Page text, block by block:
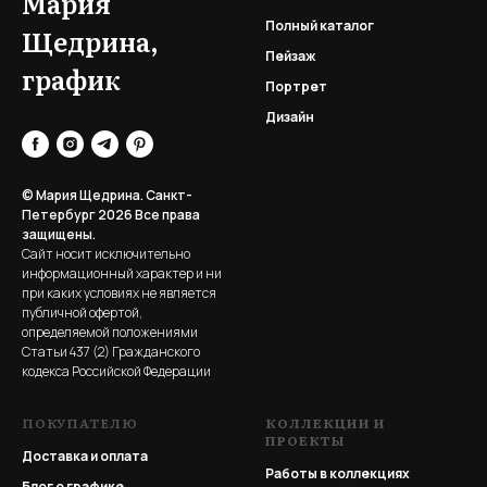
Щедрина,
график
© Мария Щедрина. Санкт-
Петербург 2026Все права
защищены.
Сайт носит исключительно
информационный характер и ни
при каких условиях не является
публичной офертой,
определяемой положениями
Статьи 437 (2) Гражданского
кодекса Российской Федерации
Полный каталог
Пейзаж
Портрет
Дизайн
ПОКУПАТЕЛЮ
Доставка и оплата
КОЛЛЕКЦИИ И
ПРОЕКТЫ
Работы в коллекциях